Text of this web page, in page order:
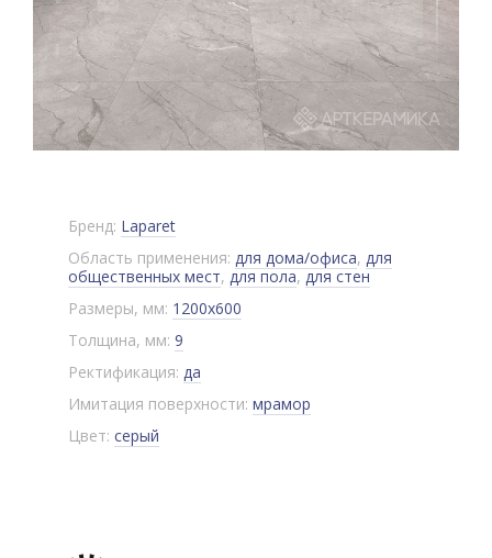
Бренд: Laparet
Область применения: для дома/офиса, для
общественных мест, для пола, для стен
Размеры, мм: 1200x600
Толщина, мм: 9
Ректификация: да
Имитация поверхности: мрамор
Цвет: серый